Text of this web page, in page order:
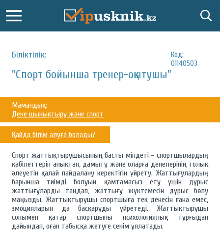
Біліктілік:
Код:
01140503
"Спорт бойынша тренер-оқытушы"
Мамандық:
Дене шынықтыру және спорт
Қайда білім алуға болады?
Спорт жаттықтырушысының басты міндеті – спортшылардың
қабілеттерін анықтап, дамыту және оларға денелерінің толық
әлеуетін қалай пайдалану керектігін үйрету. Жаттығулардың
барынша тиімді болуын қамтамасыз ету үшін дұрыс
жаттығуларды таңдап, жаттығу жүктемесін дұрыс бөлу
маңызды. Жаттықтырушы спортшыға тек денесін ғана емес,
эмоцияларын да басқаруды үйретеді. Жаттықтырушы
сонымен қатар спортшыны психологиялық тұрғыдан
дайындап, оған табысқа жетуге сенім ұялатады.